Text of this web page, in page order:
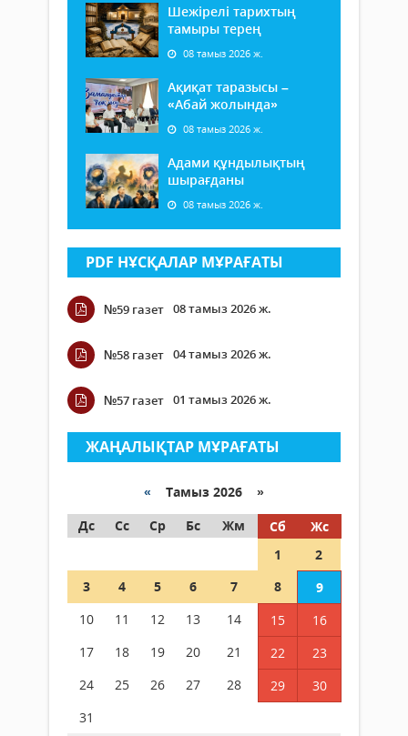
Шежірелі тарихтың
тамыры терең
08 тамыз 2026 ж.
Ақиқат таразысы –
«Абай жолында»
08 тамыз 2026 ж.
Адами құндылықтың
шырағданы
08 тамыз 2026 ж.
PDF НҰСҚАЛАР МҰРАҒАТЫ
№59 газет 08 тамыз 2026 ж.
№58 газет 04 тамыз 2026 ж.
№57 газет 01 тамыз 2026 ж.
ЖАҢАЛЫҚТАР МҰРАҒАТЫ
« Тамыз 2026 »
Дс
Сс Ср Бс Жм Сб
Жс
1
2
3
4 5 6 7 8
9
10
11 12 13 14 15
16
17
18 19 20 21 22
23
24
25 26 27 28 29
30
31